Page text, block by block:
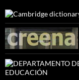
EDUCACIÓN